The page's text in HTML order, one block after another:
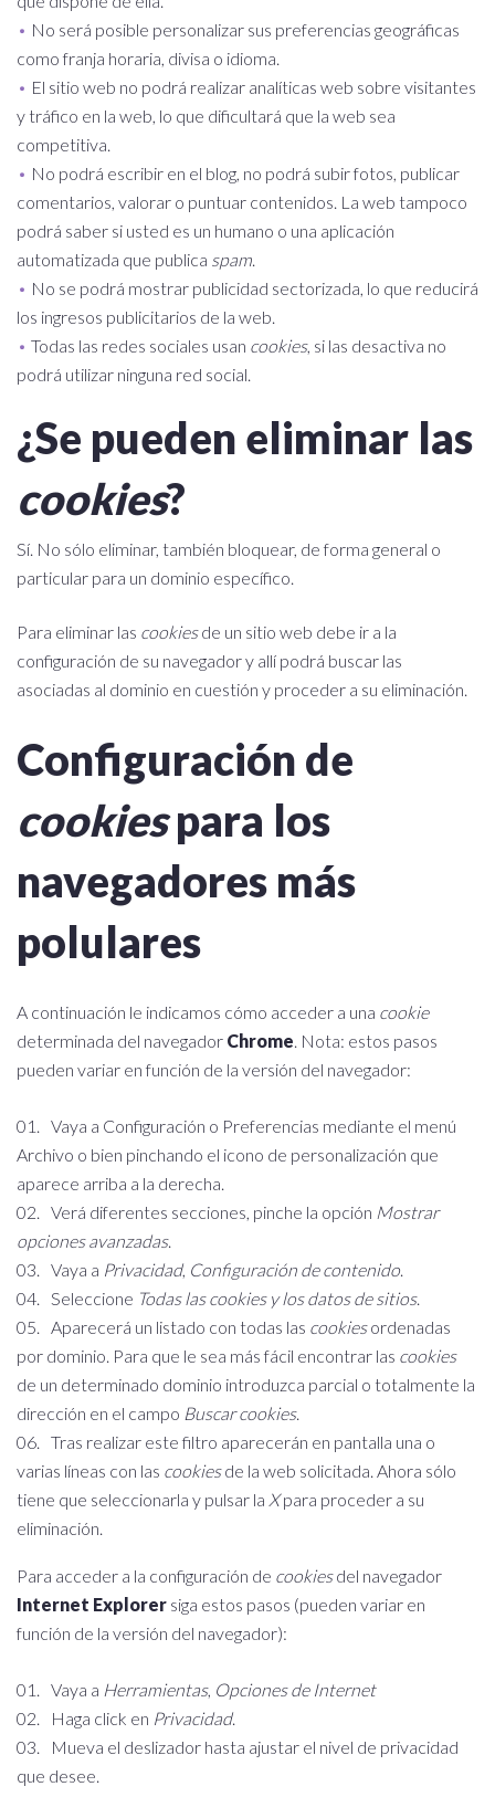
No será posible personalizar sus preferencias geográficas
como franja horaria, divisa o idioma.
El sitio web no podrá realizar analíticas web sobre visitantes
y tráfico en la web, lo que dificultará que la web sea
competitiva.
No podrá escribir en el blog, no podrá subir fotos, publicar
comentarios, valorar o puntuar contenidos. La web tampoco
podrá saber si usted es un humano o una aplicación
automatizada que publica spam.
No se podrá mostrar publicidad sectorizada, lo que reducirá
los ingresos publicitarios de la web.
Todas las redes sociales usan cookies, si las desactiva no
podrá utilizar ninguna red social.
¿Se pueden eliminar las
cookies?
Sí. No sólo eliminar, también bloquear, de forma general o
particular para un dominio específico.
Para eliminar las cookiesde un sitio web debe ir a la
configuración de su navegador y allí podrá buscar las
asociadas al dominio en cuestión y proceder a su eliminación.
Configuración de
cookiespara los
navegadores más
polulares
A continuación le indicamos cómo acceder a una cookie
determinada del navegador Chrome. Nota: estos pasos
pueden variar en función de la versión del navegador:
Vaya a Configuración o Preferencias mediante el menú
Archivo o bien pinchando el icono de personalización que
aparece arriba a la derecha.
Verá diferentes secciones, pinche la opción Mostrar
opciones avanzadas.
Vaya a Privacidad, Configuración de contenido.
Seleccione Todas lascookiesy los datos de sitios.
Aparecerá un listado con todas las cookiesordenadas
por dominio. Para que le sea más fácil encontrar las cookies
de un determinado dominio introduzca parcial o totalmente la
dirección en el campo Buscar cookies.
Tras realizar este filtro aparecerán en pantalla una o
varias líneas con las cookiesde la web solicitada. Ahora sólo
tiene que seleccionarla y pulsar la Xpara proceder a su
eliminación.
Para acceder a la configuración de cookiesdel navegador
Internet Explorer siga estos pasos (pueden variar en
función de la versión del navegador):
Vaya a Herramientas, Opciones de Internet
Haga click en Privacidad.
Mueva el deslizador hasta ajustar el nivel de privacidad
que desee.